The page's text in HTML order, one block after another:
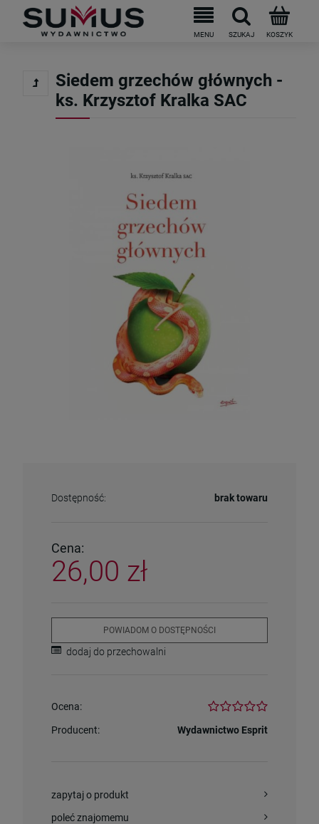
Siedem grzechów głównych -
ks. Krzysztof Kralka SAC
Dostępność: brak towaru
Cena:
26,00 zł
POWIADOM O DOSTĘPNOŚCI
dodaj do przechowalni
Ocena:
Producent: Wydawnictwo Esprit
zapytaj o produkt
poleć znajomemu